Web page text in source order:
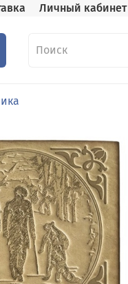
Личный кабинет